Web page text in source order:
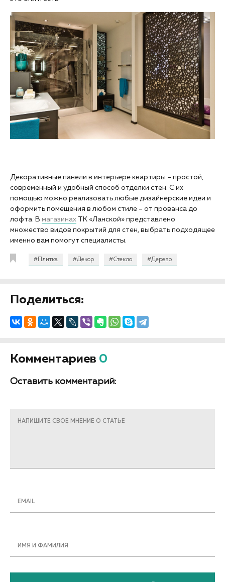
Декоративные панели в интерьере квартиры – простой,
современный и удобный способ отделки стен. С их
помощью можно реализовать любые дизайнерские идеи и
оформить помещения в любом стиле – от прованса до
лофта. В магазинах ТК «Ланской» представлено
множество видов покрытий для стен, выбрать подходящее
именно вам помогут специалисты.
#Плитка #Декор #Стекло #Дерево
Поделиться:
Комментариев 0
Оставить комментарий:
НАПИШИТЕ СВОЕ МНЕНИЕ О СТАТЬЕ
EMAIL
ИМЯ И ФАМИЛИЯ